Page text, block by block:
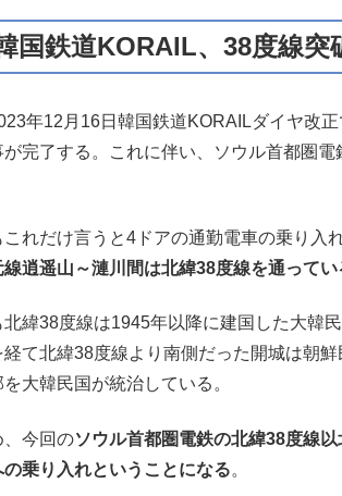
国鉄道KORAIL、38度線突
年12月16日韓国鉄道KORAILダイヤ改
が完了する。これに伴い、ソウル首都圏
これだけ言うと4ドアの通勤電車の乗り入
線逍遥山～漣川間は北緯38度線を通って
北緯38度線は1945年以降に建国した大韓
経て北緯38度線より南側だった開城は朝
大韓民国が統治している。
、今回のソウル首都圏電鉄の北緯38度線
の乗り入れということになる。